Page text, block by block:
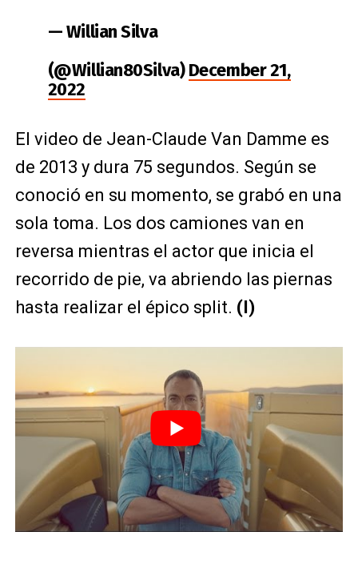
— Willian Silva
(@Willian80Silva)December 21,
2022
El video de Jean-Claude Van Damme es
de 2013 y dura 75 segundos. Según se
conoció en su momento, se grabó en una
sola toma. Los dos camiones van en
reversa mientras el actor que inicia el
recorrido de pie, va abriendo las piernas
hasta realizar el épico split. (I)